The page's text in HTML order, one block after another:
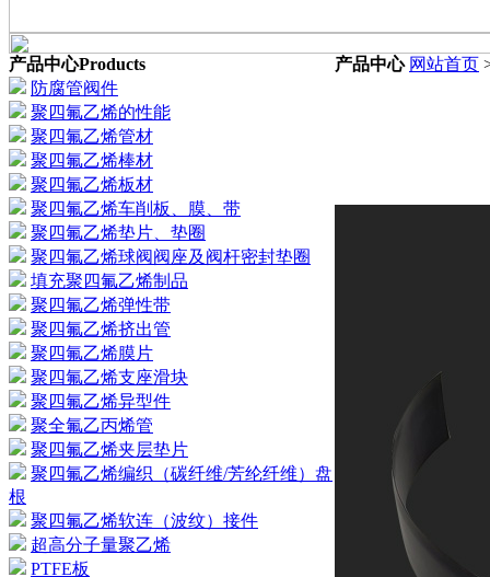
产品中心Products
防腐管阀件
聚四氟乙烯的性能
聚四氟乙烯管材
聚四氟乙烯棒材
聚四氟乙烯板材
聚四氟乙烯车削板、膜、带
聚四氟乙烯垫片、垫圈
聚四氟乙烯球阀阀座及阀杆密封垫圈
填充聚四氟乙烯制品
聚四氟乙烯弹性带
聚四氟乙烯挤出管
聚四氟乙烯膜片
聚四氟乙烯支座滑块
聚四氟乙烯异型件
聚全氟乙丙烯管
聚四氟乙烯夹层垫片
聚四氟乙烯编织（碳纤维/芳纶纤维）盘
根
聚四氟乙烯软连（波纹）接件
超高分子量聚乙烯
PTFE板
产品中心 网站首页